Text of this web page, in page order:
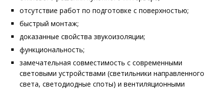
отсутствие работ по подготовке с поверхностью;
быстрый монтаж;
доказанные свойства звукоизоляции;
функциональность;
замечательная совместимость с современными
световыми устройствами (светильники направленного
света, светодиодные споты) и вентиляционными